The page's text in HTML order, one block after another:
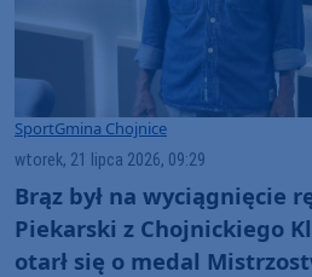
SportGmina Chojnice
wtorek, 21 lipca 2026, 09:29
Brąz był na wyciągnięcie
Piekarski z Chojnickiego
otarł się o medal